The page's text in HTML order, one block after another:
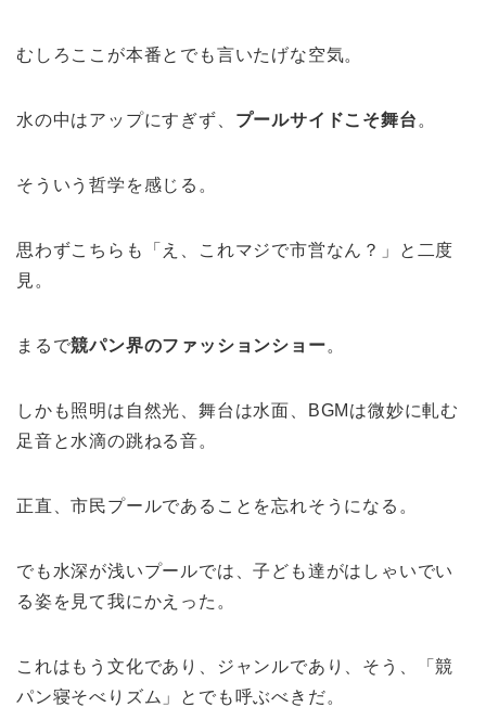
むしろここが本番とでも言いたげな空気。
水の中はアップにすぎず、 プールサイドこそ舞台 。
そういう哲学を感じる。
思わずこちらも「え、これマジで市営なん？」と二度
見。
まるで競パン界のファッションショー。
しかも照明は自然光、舞台は水面、BGMは微妙に軋む
足音と水滴の跳ねる音。
正直、市民プールであることを忘れそうになる。
でも水深が浅いプールでは、子ども達がはしゃいでい
る姿を見て我にかえった。
これはもう文化であり、ジャンルであり、そう、「競
パン寝そべりズム」とでも呼ぶべきだ。